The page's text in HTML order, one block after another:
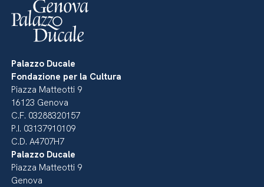
Palazzo Ducale
Fondazione per la Cultura
Piazza Matteotti 9
16123 Genova
C.F. 03288320157
P.I. 03137910109
C.D. A4707H7
Palazzo Ducale
Piazza Matteotti 9
Genova